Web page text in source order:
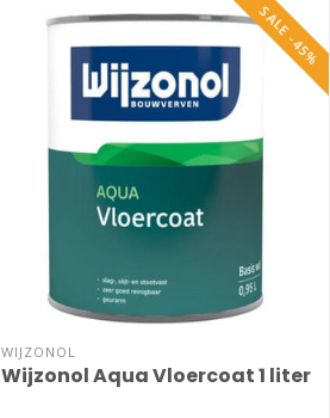
SALE -45%
WIJZONOL
Wijzonol Aqua Vloercoat 1 liter